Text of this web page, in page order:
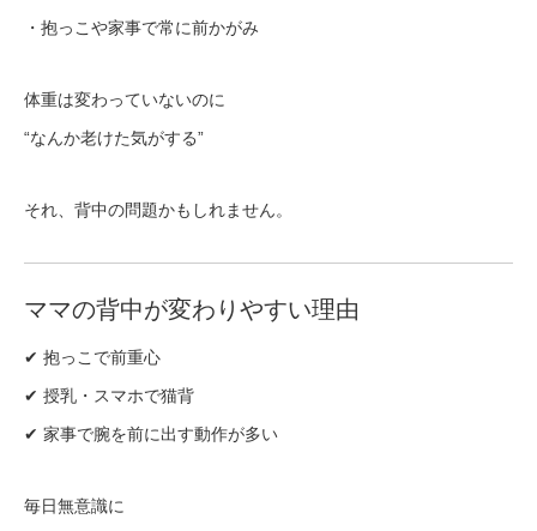
・抱っこや家事で常に前かがみ
体重は変わっていないのに
“なんか老けた気がする”
それ、背中の問題かもしれません。
ママの背中が変わりやすい理由
✔ 抱っこで前重心
✔ 授乳・スマホで猫背
✔ 家事で腕を前に出す動作が多い
毎日無意識に